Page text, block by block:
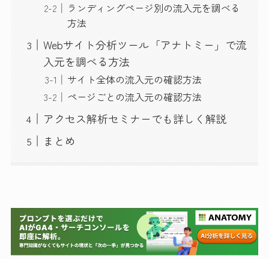
ランディングページ別の流入元を調べる
方法
Webサイト分析ツール「アナトミー」で流
入元を調べる方法
サイト全体の流入元の確認方法
ページごとの流入元の確認方法
アクセス解析セミナーでも詳しく解説
まとめ